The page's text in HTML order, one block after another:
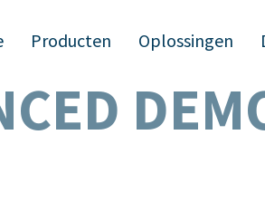
Producten Oplossingen